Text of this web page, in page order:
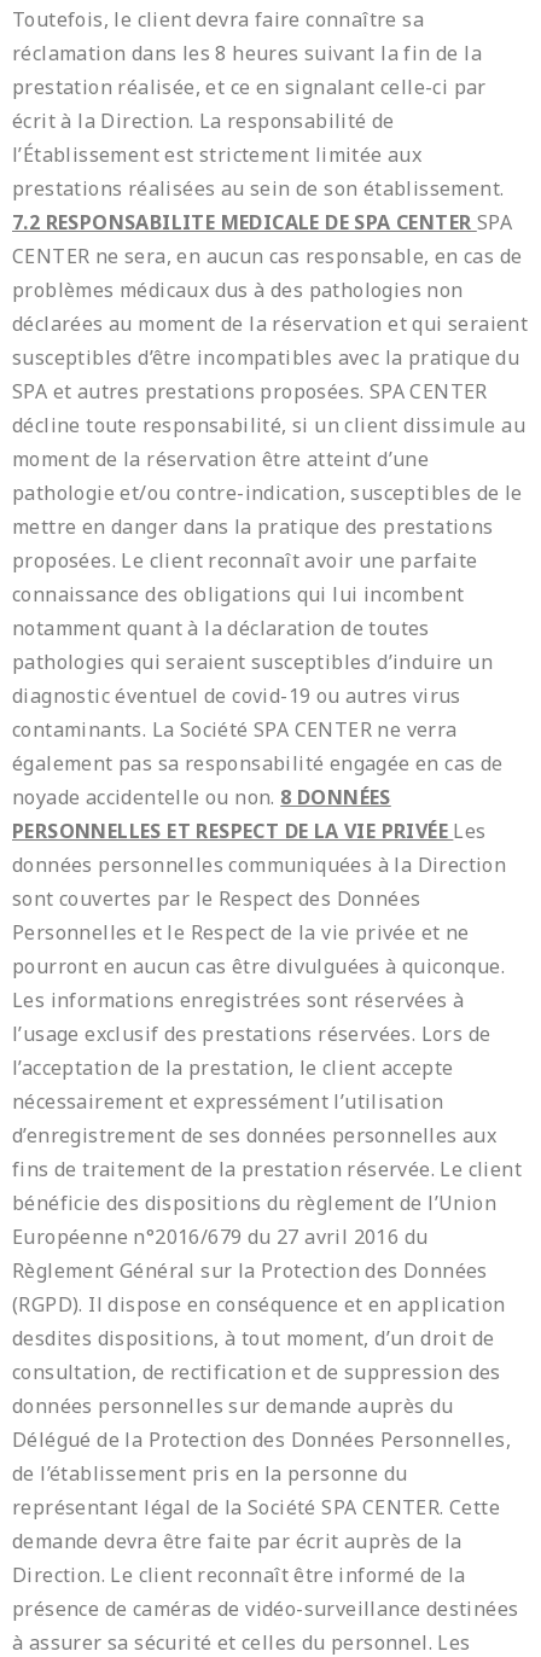
Toutefois, le client devra faire connaître sa
réclamation dans les 8 heures suivant la fin de la
prestation réalisée, et ce en signalant celle-ci par
écrit à la Direction. La responsabilité de
l’Établissement est strictement limitée aux
prestations réalisées au sein de son établissement.
7.2 RESPONSABILITE MEDICALE DE SPA CENTER SPA
CENTER ne sera, en aucun cas responsable, en cas de
problèmes médicaux dus à des pathologies non
déclarées au moment de la réservation et qui seraient
susceptibles d’être incompatibles avec la pratique du
SPA et autres prestations proposées. SPA CENTER
décline toute responsabilité, si un client dissimule au
moment de la réservation être atteint d’une
pathologie et/ou contre-indication, susceptibles de le
mettre en danger dans la pratique des prestations
proposées. Le client reconnaît avoir une parfaite
connaissance des obligations qui lui incombent
notamment quant à la déclaration de toutes
pathologies qui seraient susceptibles d’induire un
diagnostic éventuel de covid-19 ou autres virus
contaminants. La Société SPA CENTER ne verra
également pas sa responsabilité engagée en cas de
noyade accidentelle ou non. 8 DONNÉES
PERSONNELLES ET RESPECT DE LA VIE PRIVÉE Les
données personnelles communiquées à la Direction
sont couvertes par le Respect des Données
Personnelles et le Respect de la vie privée et ne
pourront en aucun cas être divulguées à quiconque.
Les informations enregistrées sont réservées à
l’usage exclusif des prestations réservées. Lors de
l’acceptation de la prestation, le client accepte
nécessairement et expressément l’utilisation
d’enregistrement de ses données personnelles aux
fins de traitement de la prestation réservée. Le client
bénéficie des dispositions du règlement de l’Union
Européenne n°2016/679 du 27 avril 2016 du
Règlement Général sur la Protection des Données
(RGPD). Il dispose en conséquence et en application
desdites dispositions, à tout moment, d’un droit de
consultation, de rectification et de suppression des
données personnelles sur demande auprès du
Délégué de la Protection des Données Personnelles,
de l’établissement pris en la personne du
représentant légal de la Société SPA CENTER. Cette
demande devra être faite par écrit auprès de la
Direction. Le client reconnaît être informé de la
présence de caméras de vidéo-surveillance destinées
à assurer sa sécurité et celles du personnel. Les